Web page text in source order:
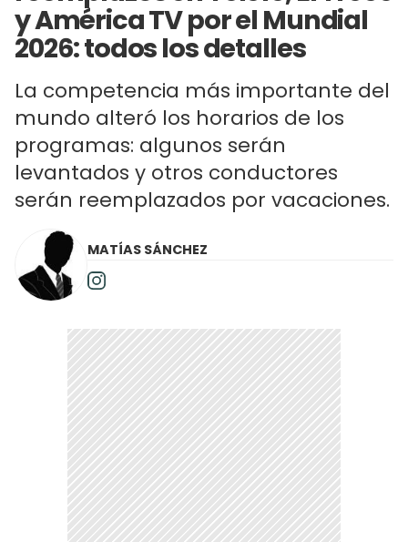
y América TV por el Mundial
2026: todos los detalles
La competencia más importante del
mundo alteró los horarios de los
programas: algunos serán
levantados y otros conductores
serán reemplazados por vacaciones.
MATÍAS SÁNCHEZ